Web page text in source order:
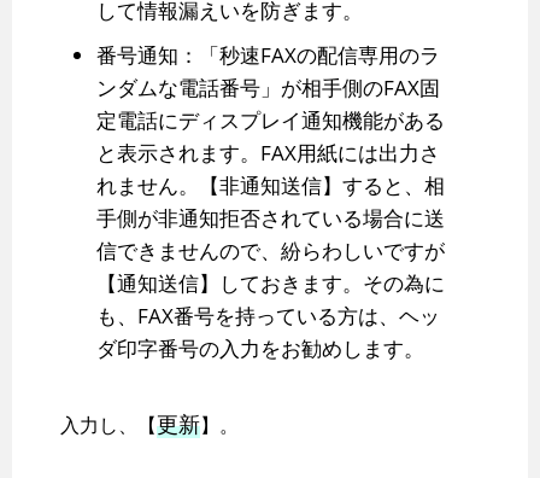
して情報漏えいを防ぎます。
番号通知：「秒速FAXの配信専用のラ
ンダムな電話番号」が相手側のFAX固
定電話にディスプレイ通知機能がある
と表示されます。FAX用紙には出力さ
れません。【非通知送信】すると、相
手側が非通知拒否されている場合に送
信できませんので、紛らわしいですが
【通知送信】しておきます。その為に
も、FAX番号を持っている方は、ヘッ
ダ印字番号の入力をお勧めします。
入力し、【更新】。